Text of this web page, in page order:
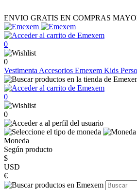
ENVIO GRATIS EN COMPRAS
0
0
Vestimenta Accesorios Emexem Kids
0
0
Moneda
Según producto
$
USD
€